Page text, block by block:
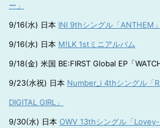
ー」
9/16(水) 日本 INI 9thシングル「ANTHEM」
9/16(水) 日本 M!LK 1stミニアルバム
9/18(金) 米国 BE:FIRST Global EP「
9/23(水祝) 日本 Number_i 4thシングル「
DIGITAL GIRL」
9/30(水) 日本 OWV 13thシングル「Lovey-